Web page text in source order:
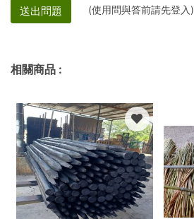
送出問題 (使用問與答前請先登入)
相關商品 :